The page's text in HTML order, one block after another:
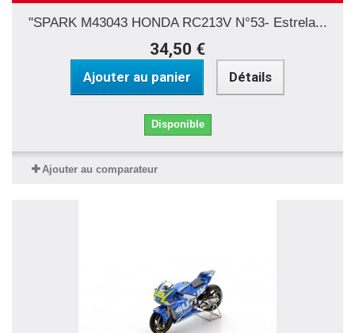
"SPARK M43043 HONDA RC213V N°53- Estrela...
34,50 €
Ajouter au panier Détails
Disponible
Ajouter au comparateur